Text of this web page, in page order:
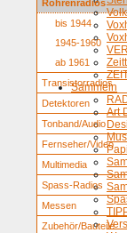
Sammeln
Art
Röhrenradios
bis 1944
1945-1960
ab 1961
Transistorradios
Detektoren
Tonband/Audio
Fernseher/Video
Multimedia
Spass-Radios
Messen
Zubehör/Bauteile